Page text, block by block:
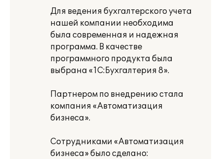
Для ведения бухгалтерского учета
нашей компании необходима
была современная и надежная
программа. В качестве
программного продукта была
выбрана «1С:Бухгалтерия 8».
Партнером по внедрению стала
компания «Автоматизация
бизнеса».
Сотрудниками «Автоматизация
бизнеса» было сделано: